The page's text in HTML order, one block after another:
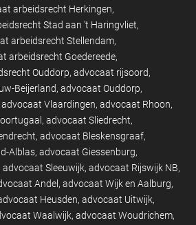
arbeidsrecht Herkingen
Stad aan 't Haringvliet
arbeidsrecht Stellendam
arbeidsrecht Goedereede
Ouddorp advocaat rijsoord
Beijerland advocaat Ouddorp
advocaat Vlaardingen advocaat Rhoon
advocaat Sliedrecht
advocaat Bleskensgraaf
Alblas advocaat Giessenburg
advocaat Sleeuwijk advocaat Rijswijk NB
Andel advocaat Wijk en Aalburg
Heusden advocaat Uitwijk
Waalwijk advocaat Woudrichem